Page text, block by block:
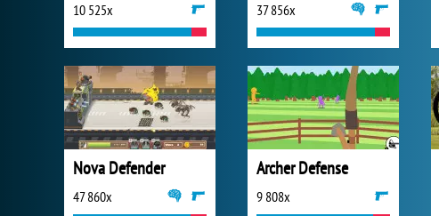
10 525x 37 856x
Nova Defender
47 860x
Archer Defense
9 808x